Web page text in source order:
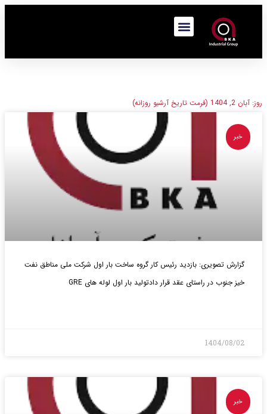
روز: آبان 2, 1404 (فرمت تاریخ آرشیو روزانه)
خبر
گزارش تصویری: بازدید رئیس کار گروه ساخت بار اول شرکت ملی مناطق نفت
خیز جنوب در راستای عقد قرار دادتولید بار اول لوله های GRE
1404/08/02
خبر